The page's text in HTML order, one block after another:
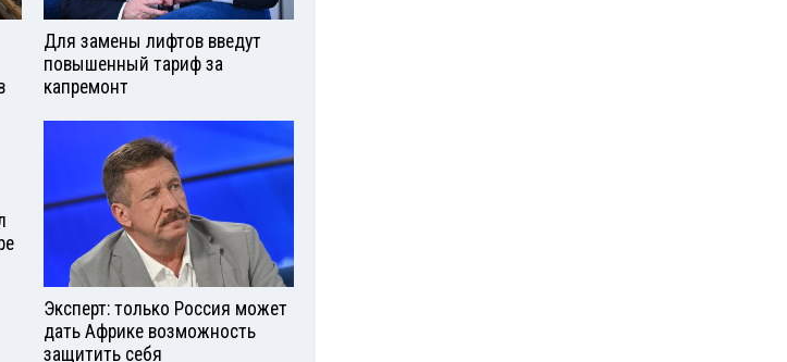
Для замены лифтов введут
повышенный тариф за
капремонт
Эксперт: только Россия может
дать Африке возможность
защитить себя